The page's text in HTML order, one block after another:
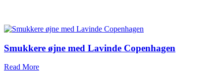
Smukkere øjne med Lavinde Copenhagen
Read More